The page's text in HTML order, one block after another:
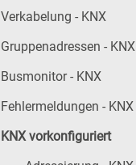
Verkabelung - KNX
Gruppenadressen - KNX
Busmonitor - KNX
Fehlermeldungen - KNX
KNX vorkonfiguriert